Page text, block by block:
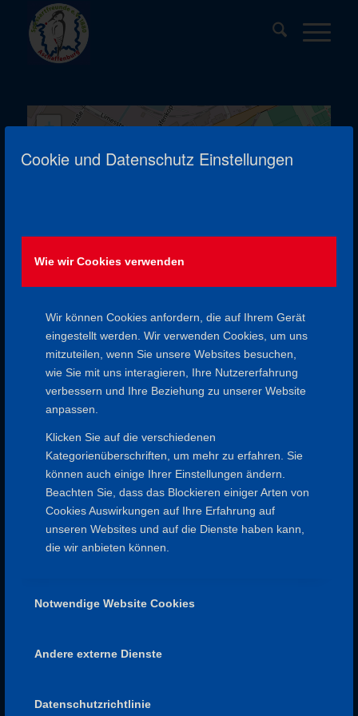
Cookie und Datenschutz Einstellungen
Wie wir Cookies verwenden
Wir können Cookies anfordern, die auf Ihrem Gerät
eingestellt werden. Wir verwenden Cookies, um uns
mitzuteilen, wenn Sie unsere Websites besuchen,
wie Sie mit uns interagieren, Ihre Nutzererfahrung
verbessern und Ihre Beziehung zu unserer Website
anpassen.
Klicken Sie auf die verschiedenen
Kategorienüberschriften, um mehr zu erfahren. Sie
können auch einige Ihrer Einstellungen ändern.
Beachten Sie, dass das Blockieren einiger Arten von
Cookies Auswirkungen auf Ihre Erfahrung auf
unseren Websites und auf die Dienste haben kann,
die wir anbieten können.
Notwendige Website Cookies
Andere externe Dienste
Datenschutzrichtlinie
+
−
Leaflet
NICHTS GEFUNDEN
Leider wurden keine Ergebnisse für das angefragte Archiv
gefunden.
SPESSARTFREUNDE
Impressum
Datenschutz
Satzung
Aufnahmeantrag
NÜTZLICHE LINKS
Naturpark Spessart